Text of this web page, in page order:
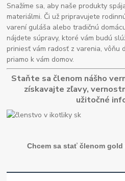
Snažíme sa, aby naše produkty
materiálmi. Či už pripravujete
varení guláša alebo tradičnú
nájdete súpravy, ktoré vám budú
priniesť vám radosť z varenia, vôňu
priamo k vám domov.
Staňte sa členom nášho
získavajte zľavy,
užitočné
Chcem sa stať členom